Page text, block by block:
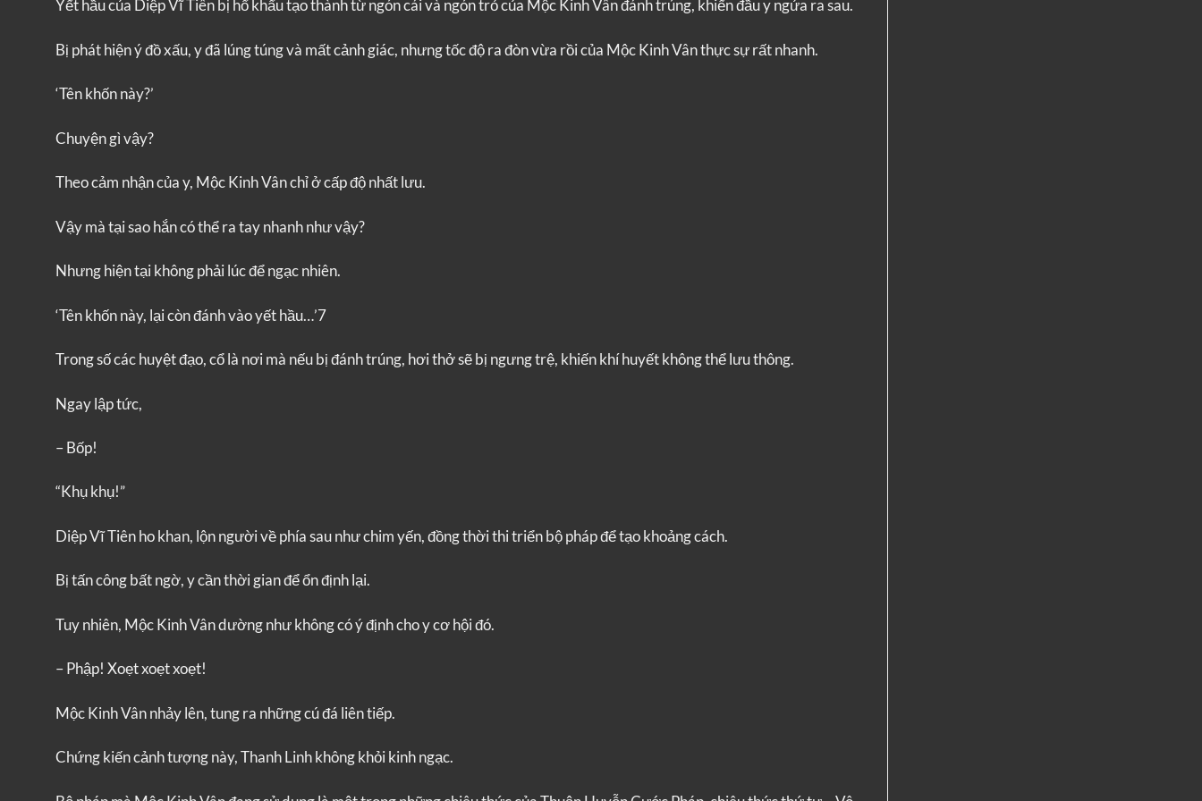
Yết hầu của Diệp Vĩ Tiên bị hổ khẩu tạo thành từ ngón cái và ngón trỏ của Mộc Kinh Vân đánh trúng, khiến đầu y ngửa ra sau.
Bị phát hiện ý đồ xấu, y đã lúng túng và mất cảnh giác, nhưng tốc độ ra đòn vừa rồi của Mộc Kinh Vân thực sự rất nhanh.
‘Tên khốn này?’
Chuyện gì vậy?
Theo cảm nhận của y, Mộc Kinh Vân chỉ ở cấp độ nhất lưu.
Vậy mà tại sao hắn có thể ra tay nhanh như vậy?
Nhưng hiện tại không phải lúc để ngạc nhiên.
‘Tên khốn này, lại còn đánh vào yết hầu…’7
Trong số các huyệt đạo, cổ là nơi mà nếu bị đánh trúng, hơi thở sẽ bị ngưng trệ, khiến khí huyết không thể lưu thông.
Ngay lập tức,
– Bốp!
“Khụ khụ!”
Diệp Vĩ Tiên ho khan, lộn người về phía sau như chim yến, đồng thời thi triển bộ pháp để tạo khoảng cách.
Bị tấn công bất ngờ, y cần thời gian để ổn định lại.
Tuy nhiên, Mộc Kinh Vân dường như không có ý định cho y cơ hội đó.
– Phập! Xoẹt xoẹt xoẹt!
Mộc Kinh Vân nhảy lên, tung ra những cú đá liên tiếp.
Chứng kiến cảnh tượng này, Thanh Linh không khỏi kinh ngạc.